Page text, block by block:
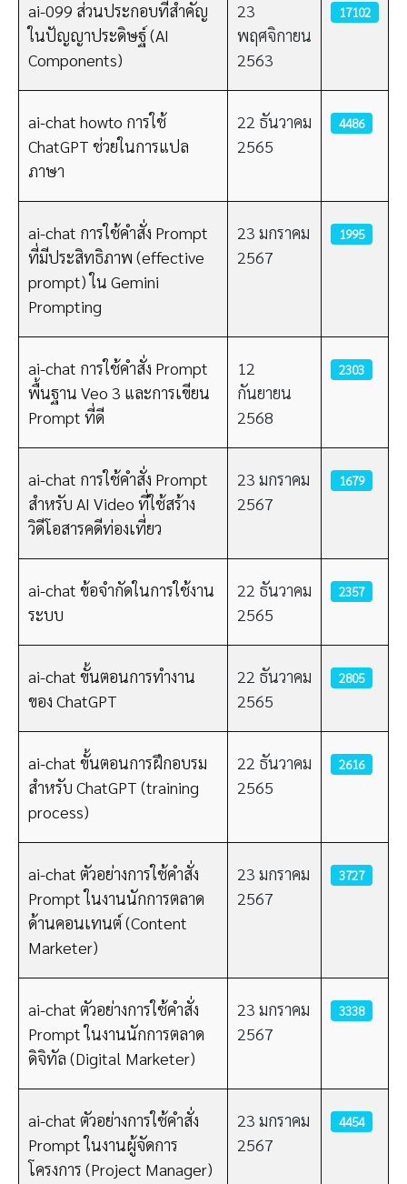
ai-099 ส่วนประกอบที่สำคัญ
ในปัญญาประดิษฐ์ (AI
Components)
23
พฤศจิกายน
2563
17102
ai-chat howto การใช้
ChatGPT ช่วยในการแปล
ภาษา
22 ธันวาคม
2565
4486
ai-chat การใช้คำสั่ง Prompt
ที่มีประสิทธิภาพ (effective
prompt) ใน Gemini
Prompting
23 มกราคม
2567
1995
ai-chat การใช้คำสั่ง Prompt
พื้นฐาน Veo 3 และการเขียน
Prompt ที่ดี
12
กันยายน
2568
2303
ai-chat การใช้คำสั่ง Prompt
สำหรับ AI Video ที่ใช้สร้าง
วิดีโอสารคดีท่องเที่ยว
23 มกราคม
2567
1679
ai-chat ข้อจำกัดในการใช้งาน
ระบบ
22 ธันวาคม
2565
2357
ai-chat ขั้นตอนการทำงาน
ของ ChatGPT
22 ธันวาคม
2565
2805
ai-chat ขั้นตอนการฝึกอบรม
สำหรับ ChatGPT (training
process)
22 ธันวาคม
2565
2616
ai-chat ตัวอย่างการใช้คำสั่ง
Prompt ในงานนักการตลาด
ด้านคอนเทนต์ (Content
Marketer)
23 มกราคม
2567
3727
ai-chat ตัวอย่างการใช้คำสั่ง
Prompt ในงานนักการตลาด
ดิจิทัล (Digital Marketer)
23 มกราคม
2567
3338
ai-chat ตัวอย่างการใช้คำสั่ง
Prompt ในงานผู้จัดการ
โครงการ (Project Manager)
23 มกราคม
2567
4454